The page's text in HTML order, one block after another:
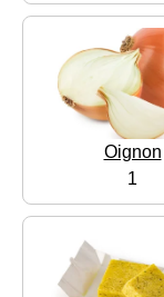
Oignon
1